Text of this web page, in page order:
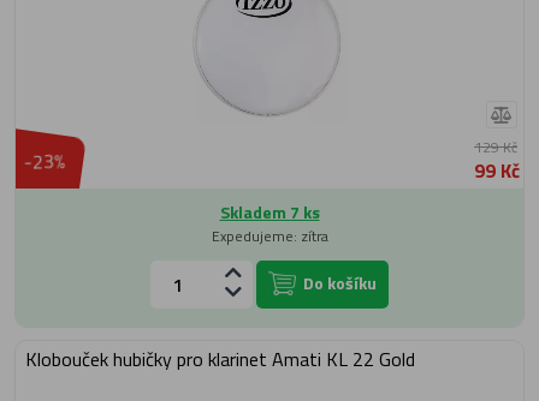
-23% 129 Kč
99 Kč
Skladem 7 ks
Expedujeme: zítra
Do košíku
Klobouček hubičky pro klarinet Amati KL 22 Gold